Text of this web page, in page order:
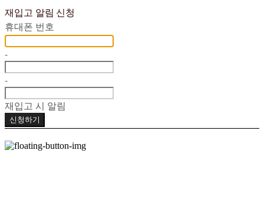
재입고 알림 신청
휴대폰 번호
-
-
재입고 시 알림
신청하기